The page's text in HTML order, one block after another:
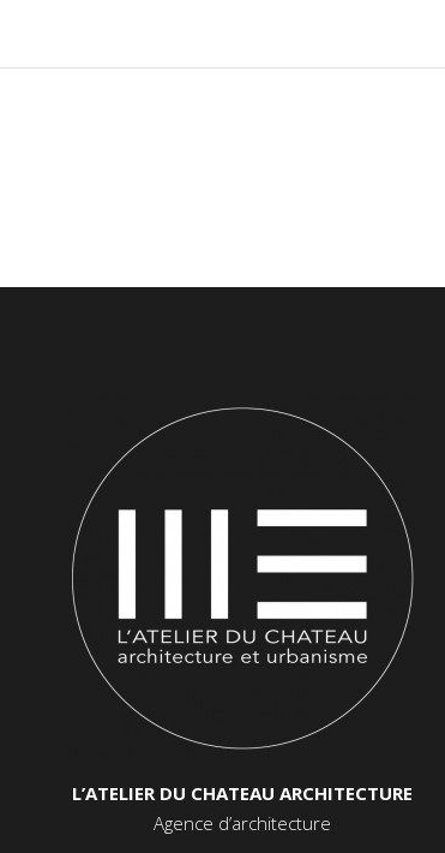
L’ATELIER DU CHATEAU ARCHITECTURE
Agence d’architecture